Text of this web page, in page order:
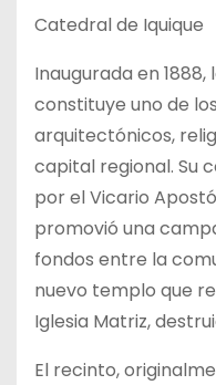
Catedral de Iquique
Inaugurada en
constituye uno de
arquitectónicos,
capital regional. Su
por el Vicario
promovió una
fondos entre la
nuevo templo que
Iglesia Matriz,
El recinto,